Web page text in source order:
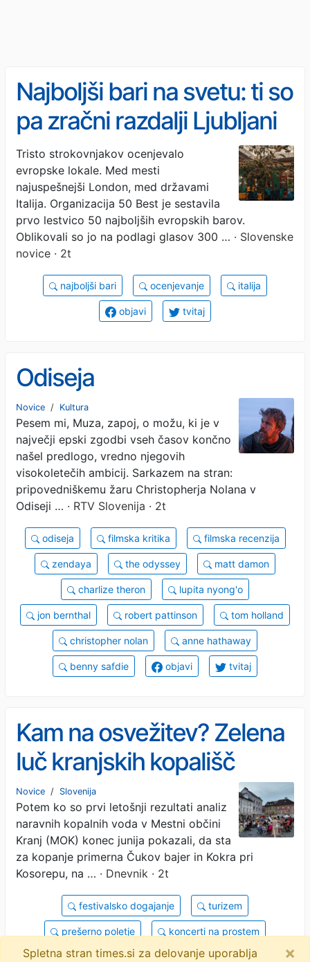
Najboljši bari na svetu: ti so
pa zračni razdalji Ljubljani
najbližji
Tristo strokovnjakov ocenjevalo
evropske lokale. Med mesti
najuspešnejši London, med državami
Italija. Organizacija 50 Best je sestavila
prvo lestvico 50 najboljših evropskih barov.
Oblikovali so jo na podlagi glasov 300 … · Slovenske
novice · 2t
najboljši bari ocenjevanje italija
objavi tvitaj
Odiseja
Novice / Kultura
Pesem mi, Muza, zapoj, o možu, ki je v
največji epski zgodbi vseh časov končno
našel predlogo, vredno njegovih
visokoletečih ambicij. Sarkazem na stran:
pripovedniškemu žaru Christopherja Nolana v
Odiseji … · RTV Slovenija · 2t
odiseja filmska kritika filmska recenzija
zendaya the odyssey matt damon
charlize theron lupita nyong'o
jon bernthal robert pattinson tom holland
christopher nolan anne hathaway
benny safdie objavi tvitaj
Kam na osvežitev? Zelena
luč kranjskih kopališč
Novice / Slovenija
Potem ko so prvi letošnji rezultati analiz
naravnih kopalnih voda v Mestni občini
Kranj (MOK) konec junija pokazali, da sta
za kopanje primerna Čukov bajer in Kokra pri
Kosorepu, na … · Dnevnik · 2t
festivalsko dogajanje turizem
prešerno poletje koncerti na prostem
kopalne vode mestna občina kranj
Spletna stran times.si za delovanje uporablja ×